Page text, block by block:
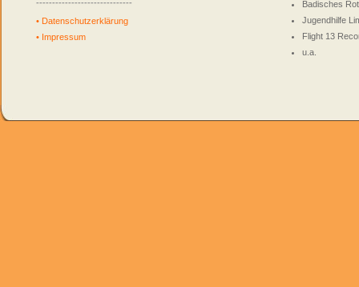
------------------------------
• Datenschutzerklärung
• Impressum
Badisches
Jugendhilfe
Flight 13
u.a.